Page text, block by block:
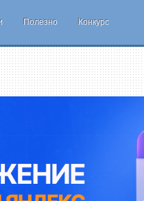
Полезно Конкурс